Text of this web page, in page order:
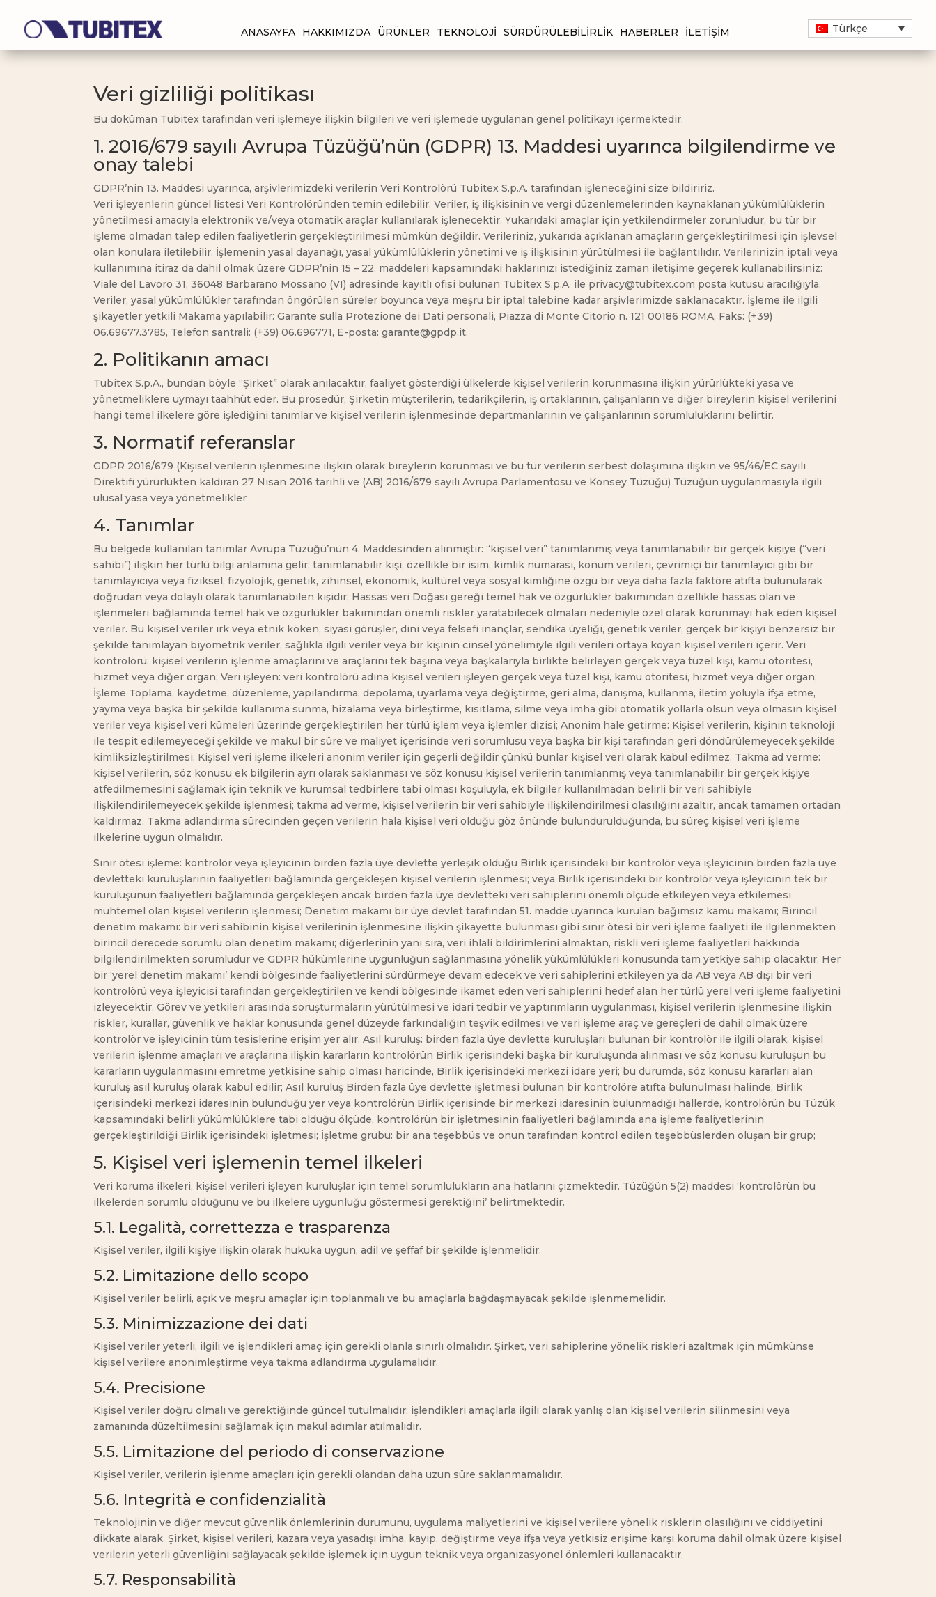
ANASAYFA HAKKIMIZDA ÜRÜNLER TEKNOLOJI SÜRDÜRÜLEBILIRLIK HABERLER İLETIŞIM Türkçe
Veri gizliliği politikası
Bu doküman Tubitex tarafından veri işlemeye ilişkin bilgileri ve veri işlemede uygulanan genel politikayı içermektedir.
1. 2016/679 sayılı Avrupa Tüzüğü’nün (GDPR) 13. Maddesi uyarınca bilgilendirme ve
onay talebi
GDPR’nin 13. Maddesi uyarınca, arşivlerimizdeki verilerin Veri Kontrolörü Tubitex S.p.A. tarafından işleneceğini size bildiririz.
Veri işleyenlerin güncel listesi Veri Kontrolöründen temin edilebilir. Veriler, iş ilişkisinin ve vergi düzenlemelerinden kaynaklanan yükümlülüklerin
yönetilmesi amacıyla elektronik ve/veya otomatik araçlar kullanılarak işlenecektir. Yukarıdaki amaçlar için yetkilendirmeler zorunludur, bu tür bir
işleme olmadan talep edilen faaliyetlerin gerçekleştirilmesi mümkün değildir. Verileriniz, yukarıda açıklanan amaçların gerçekleştirilmesi için işlevsel
olan konulara iletilebilir. İşlemenin yasal dayanağı, yasal yükümlülüklerin yönetimi ve iş ilişkisinin yürütülmesi ile bağlantılıdır. Verilerinizin iptali veya
kullanımına itiraz da dahil olmak üzere GDPR’nin 15 – 22. maddeleri kapsamındaki haklarınızı istediğiniz zaman iletişime geçerek kullanabilirsiniz:
Viale del Lavoro 31, 36048 Barbarano Mossano (VI) adresinde kayıtlı ofisi bulunan Tubitex S.p.A. ile privacy@tubitex.com posta kutusu aracılığıyla.
Veriler, yasal yükümlülükler tarafından öngörülen süreler boyunca veya meşru bir iptal talebine kadar arşivlerimizde saklanacaktır. İşleme ile ilgili
şikayetler yetkili Makama yapılabilir: Garante sulla Protezione dei Dati personali, Piazza di Monte Citorio n. 121 00186 ROMA, Faks: (+39)
06.69677.3785, Telefon santrali: (+39) 06.696771, E-posta: garante@gpdp.it.
2. Politikanın amacı
Tubitex S.p.A., bundan böyle “Şirket” olarak anılacaktır, faaliyet gösterdiği ülkelerde kişisel verilerin korunmasına ilişkin yürürlükteki yasa ve
yönetmeliklere uymayı taahhüt eder. Bu prosedür, Şirketin müşterilerin, tedarikçilerin, iş ortaklarının, çalışanların ve diğer bireylerin kişisel verilerini
hangi temel ilkelere göre işlediğini tanımlar ve kişisel verilerin işlenmesinde departmanlarının ve çalışanlarının sorumluluklarını belirtir.
3. Normatif referanslar
GDPR 2016/679 (Kişisel verilerin işlenmesine ilişkin olarak bireylerin korunması ve bu tür verilerin serbest dolaşımına ilişkin ve 95/46/EC sayılı
Direktifi yürürlükten kaldıran 27 Nisan 2016 tarihli ve (AB) 2016/679 sayılı Avrupa Parlamentosu ve Konsey Tüzüğü) Tüzüğün uygulanmasıyla ilgili
ulusal yasa veya yönetmelikler
4. Tanımlar
Bu belgede kullanılan tanımlar Avrupa Tüzüğü’nün 4. Maddesinden alınmıştır: “kişisel veri” tanımlanmış veya tanımlanabilir bir gerçek kişiye (“veri
sahibi”) ilişkin her türlü bilgi anlamına gelir; tanımlanabilir kişi, özellikle bir isim, kimlik numarası, konum verileri, çevrimiçi bir tanımlayıcı gibi bir
tanımlayıcıya veya fiziksel, fizyolojik, genetik, zihinsel, ekonomik, kültürel veya sosyal kimliğine özgü bir veya daha fazla faktöre atıfta bulunularak
doğrudan veya dolaylı olarak tanımlanabilen kişidir; Hassas veri Doğası gereği temel hak ve özgürlükler bakımından özellikle hassas olan ve
işlenmeleri bağlamında temel hak ve özgürlükler bakımından önemli riskler yaratabilecek olmaları nedeniyle özel olarak korunmayı hak eden kişisel
veriler. Bu kişisel veriler ırk veya etnik köken, siyasi görüşler, dini veya felsefi inançlar, sendika üyeliği, genetik veriler, gerçek bir kişiyi benzersiz bir
şekilde tanımlayan biyometrik veriler, sağlıkla ilgili veriler veya bir kişinin cinsel yönelimiyle ilgili verileri ortaya koyan kişisel verileri içerir. Veri
kontrolörü: kişisel verilerin işlenme amaçlarını ve araçlarını tek başına veya başkalarıyla birlikte belirleyen gerçek veya tüzel kişi, kamu otoritesi,
hizmet veya diğer organ; Veri işleyen: veri kontrolörü adına kişisel verileri işleyen gerçek veya tüzel kişi, kamu otoritesi, hizmet veya diğer organ;
İşleme Toplama, kaydetme, düzenleme, yapılandırma, depolama, uyarlama veya değiştirme, geri alma, danışma, kullanma, iletim yoluyla ifşa etme,
yayma veya başka bir şekilde kullanıma sunma, hizalama veya birleştirme, kısıtlama, silme veya imha gibi otomatik yollarla olsun veya olmasın kişisel
veriler veya kişisel veri kümeleri üzerinde gerçekleştirilen her türlü işlem veya işlemler dizisi; Anonim hale getirme: Kişisel verilerin, kişinin teknoloji
ile tespit edilemeyeceği şekilde ve makul bir süre ve maliyet içerisinde veri sorumlusu veya başka bir kişi tarafından geri döndürülemeyecek şekilde
kimliksizleştirilmesi. Kişisel veri işleme ilkeleri anonim veriler için geçerli değildir çünkü bunlar kişisel veri olarak kabul edilmez. Takma ad verme:
kişisel verilerin, söz konusu ek bilgilerin ayrı olarak saklanması ve söz konusu kişisel verilerin tanımlanmış veya tanımlanabilir bir gerçek kişiye
atfedilmemesini sağlamak için teknik ve kurumsal tedbirlere tabi olması koşuluyla, ek bilgiler kullanılmadan belirli bir veri sahibiyle
ilişkilendirilemeyecek şekilde işlenmesi; takma ad verme, kişisel verilerin bir veri sahibiyle ilişkilendirilmesi olasılığını azaltır, ancak tamamen ortadan
kaldırmaz. Takma adlandırma sürecinden geçen verilerin hala kişisel veri olduğu göz önünde bulundurulduğunda, bu süreç kişisel veri işleme
ilkelerine uygun olmalıdır.
Sınır ötesi işleme: kontrolör veya işleyicinin birden fazla üye devlette yerleşik olduğu Birlik içerisindeki bir kontrolör veya işleyicinin birden fazla üye
devletteki kuruluşlarının faaliyetleri bağlamında gerçekleşen kişisel verilerin işlenmesi; veya Birlik içerisindeki bir kontrolör veya işleyicinin tek bir
kuruluşunun faaliyetleri bağlamında gerçekleşen ancak birden fazla üye devletteki veri sahiplerini önemli ölçüde etkileyen veya etkilemesi
muhtemel olan kişisel verilerin işlenmesi; Denetim makamı bir üye devlet tarafından 51. madde uyarınca kurulan bağımsız kamu makamı; Birincil
denetim makamı: bir veri sahibinin kişisel verilerinin işlenmesine ilişkin şikayette bulunması gibi sınır ötesi bir veri işleme faaliyeti ile ilgilenmekten
birincil derecede sorumlu olan denetim makamı; diğerlerinin yanı sıra, veri ihlali bildirimlerini almaktan, riskli veri işleme faaliyetleri hakkında
bilgilendirilmekten sorumludur ve GDPR hükümlerine uygunluğun sağlanmasına yönelik yükümlülükleri konusunda tam yetkiye sahip olacaktır; Her
bir ‘yerel denetim makamı’ kendi bölgesinde faaliyetlerini sürdürmeye devam edecek ve veri sahiplerini etkileyen ya da AB veya AB dışı bir veri
kontrolörü veya işleyicisi tarafından gerçekleştirilen ve kendi bölgesinde ikamet eden veri sahiplerini hedef alan her türlü yerel veri işleme faaliyetini
izleyecektir. Görev ve yetkileri arasında soruşturmaların yürütülmesi ve idari tedbir ve yaptırımların uygulanması, kişisel verilerin işlenmesine ilişkin
riskler, kurallar, güvenlik ve haklar konusunda genel düzeyde farkındalığın teşvik edilmesi ve veri işleme araç ve gereçleri de dahil olmak üzere
kontrolör ve işleyicinin tüm tesislerine erişim yer alır. Asıl kuruluş: birden fazla üye devlette kuruluşları bulunan bir kontrolör ile ilgili olarak, kişisel
verilerin işlenme amaçları ve araçlarına ilişkin kararların kontrolörün Birlik içerisindeki başka bir kuruluşunda alınması ve söz konusu kuruluşun bu
kararların uygulanmasını emretme yetkisine sahip olması haricinde, Birlik içerisindeki merkezi idare yeri; bu durumda, söz konusu kararları alan
kuruluş asıl kuruluş olarak kabul edilir; Asıl kuruluş Birden fazla üye devlette işletmesi bulunan bir kontrolöre atıfta bulunulması halinde, Birlik
içerisindeki merkezi idaresinin bulunduğu yer veya kontrolörün Birlik içerisinde bir merkezi idaresinin bulunmadığı hallerde, kontrolörün bu Tüzük
kapsamındaki belirli yükümlülüklere tabi olduğu ölçüde, kontrolörün bir işletmesinin faaliyetleri bağlamında ana işleme faaliyetlerinin
gerçekleştirildiği Birlik içerisindeki işletmesi; İşletme grubu: bir ana teşebbüs ve onun tarafından kontrol edilen teşebbüslerden oluşan bir grup;
5. Kişisel veri işlemenin temel ilkeleri
Veri koruma ilkeleri, kişisel verileri işleyen kuruluşlar için temel sorumlulukların ana hatlarını çizmektedir. Tüzüğün 5(2) maddesi ‘kontrolörün bu
ilkelerden sorumlu olduğunu ve bu ilkelere uygunluğu göstermesi gerektiğini’ belirtmektedir.
5.1. Legalità, correttezza e trasparenza
Kişisel veriler, ilgili kişiye ilişkin olarak hukuka uygun, adil ve şeffaf bir şekilde işlenmelidir.
5.2. Limitazione dello scopo
Kişisel veriler belirli, açık ve meşru amaçlar için toplanmalı ve bu amaçlarla bağdaşmayacak şekilde işlenmemelidir.
5.3. Minimizzazione dei dati
Kişisel veriler yeterli, ilgili ve işlendikleri amaç için gerekli olanla sınırlı olmalıdır. Şirket, veri sahiplerine yönelik riskleri azaltmak için mümkünse
kişisel verilere anonimleştirme veya takma adlandırma uygulamalıdır.
5.4. Precisione
Kişisel veriler doğru olmalı ve gerektiğinde güncel tutulmalıdır; işlendikleri amaçlarla ilgili olarak yanlış olan kişisel verilerin silinmesini veya
zamanında düzeltilmesini sağlamak için makul adımlar atılmalıdır.
5.5. Limitazione del periodo di conservazione
Kişisel veriler, verilerin işlenme amaçları için gerekli olandan daha uzun süre saklanmamalıdır.
5.6. Integrità e confidenzialità
Teknolojinin ve diğer mevcut güvenlik önlemlerinin durumunu, uygulama maliyetlerini ve kişisel verilere yönelik risklerin olasılığını ve ciddiyetini
dikkate alarak, Şirket, kişisel verileri, kazara veya yasadışı imha, kayıp, değiştirme veya ifşa veya yetkisiz erişime karşı koruma dahil olmak üzere kişisel
verilerin yeterli güvenliğini sağlayacak şekilde işlemek için uygun teknik veya organizasyonel önlemleri kullanacaktır.
5.7. Responsabilità